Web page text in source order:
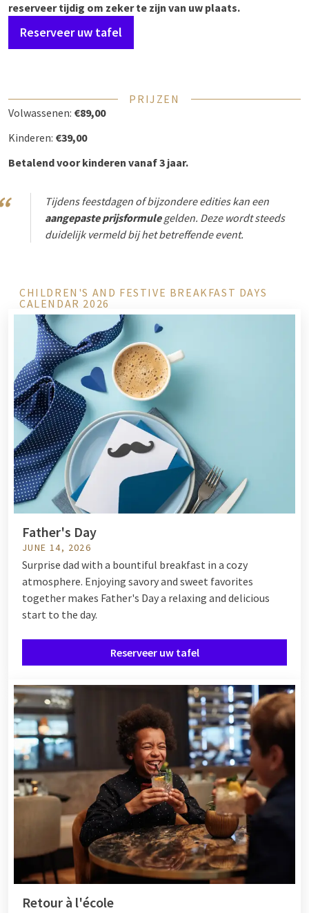
reserveer tijdig om zeker te zijn van uw plaats.
Reserveer uw tafel
PRIJZEN
Volwassenen: €89,00
Kinderen: €39,00
Betalend voor kinderen vanaf 3 jaar.
Tijdens feestdagen of bijzondere edities kan een
aangepaste prijsformulegelden. Deze wordt steeds
duidelijk vermeld bij het betreffende event.
CHILDREN'S AND FESTIVE BREAKFAST DAYS
CALENDAR 2026
Father's Day
JUNE 14, 2026
Surprise dad with a bountiful breakfast in a cozy
atmosphere. Enjoying savory and sweet favorites
together makes Father's Day a relaxing and delicious
start to the day.
Reserveer uw tafel
Retour à l'école